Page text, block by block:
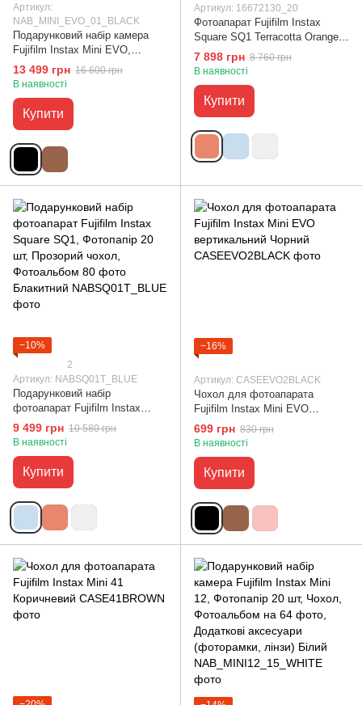
Артикул:
NAB_MINI_EVO_01_BLACK
Подарунковий набір камера
Fujifilm Instax Mini EVO,
Фотопапір 20 шт, Чохол,
Фотоальбом 108 фото Чорний
13 499 грн 16 600 грн
В наявності
Купити
Артикул: 16672130_20
Фотоапарат Fujifilm Instax
Square SQ1 Terracotta Orange +
фотопапір на 20 аркушів
7 898 грн 8 760 грн
В наявності
Купити
−10%
2
Артикул: NABSQ01T_BLUE
Подарунковий набір
фотоапарат Fujifilm Instax
Square SQ1, Фотопапір 20 шт,
Прозорий чохол, Фотоальбом
9 499 грн 10 580 грн
В наявності
Купити
−16%
Артикул: CASEEVO2BLACK
Чохол для фотоапарата
Fujifilm Instax Mini EVO
вертикальний Чорний
699 грн 830 грн
В наявності
Купити